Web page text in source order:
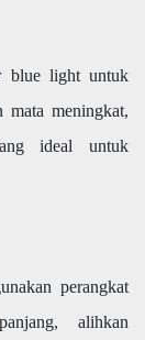
blue light untuk
mata meningkat,
ideal untuk
perangkat
alihkan